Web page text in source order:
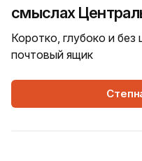
смыслах
Коротко, глубоко и
почтовый ящик